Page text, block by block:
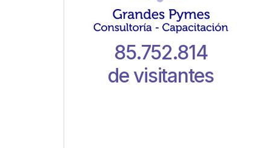
85.752.814
de visitantes